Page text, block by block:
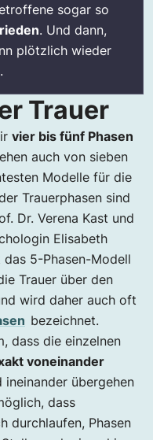
sogar so
. Und dann,
plötzlich wieder
Trauer
vier bis fünf Phasen
auch von sieben
Modelle für die
Trauerphasen sind
Dr. Verena Kast und
Elisabeth
das 5-Phasen-Modell
Trauer über den
wird daher auch oft
bezeichnet.
dass die einzelnen
voneinander
ineinander übergehen
dass
durchlaufen, Phasen